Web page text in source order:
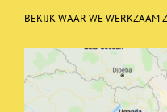
BEKIJK WAAR WE WERKZAAM